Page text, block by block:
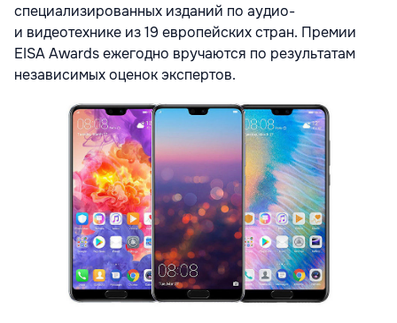
специализированных изданий по аудио-
и видеотехнике из 19 европейских стран. Премии
EISA Awards ежегодно вручаются по результатам
независимых оценок экспертов.